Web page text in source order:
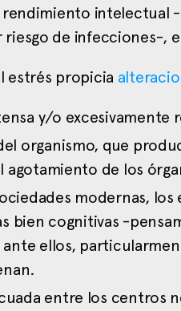
rendimiento
de infecciones-,
estrés propicia
y/o excesivamente
organismo, que
agotamiento de los
modernas,
bien cognitivas -
ellos,
entre los centros